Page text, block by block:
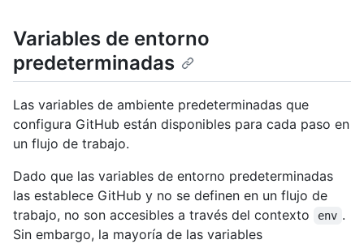
Variables de entorno
predeterminadas
Las variables de ambiente predeterminadas que
configura GitHub están disponibles para cada paso en
un flujo de trabajo.
Dado que las variables de entorno predeterminadas
las establece GitHub y no se definen en un flujo de
trabajo, no son accesibles a través del contexto
env .
Sin embargo, la mayoría de las variables